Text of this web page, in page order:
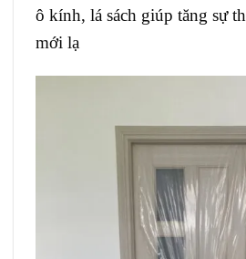
ô kính, lá sách giúp tăng sự
mới lạ